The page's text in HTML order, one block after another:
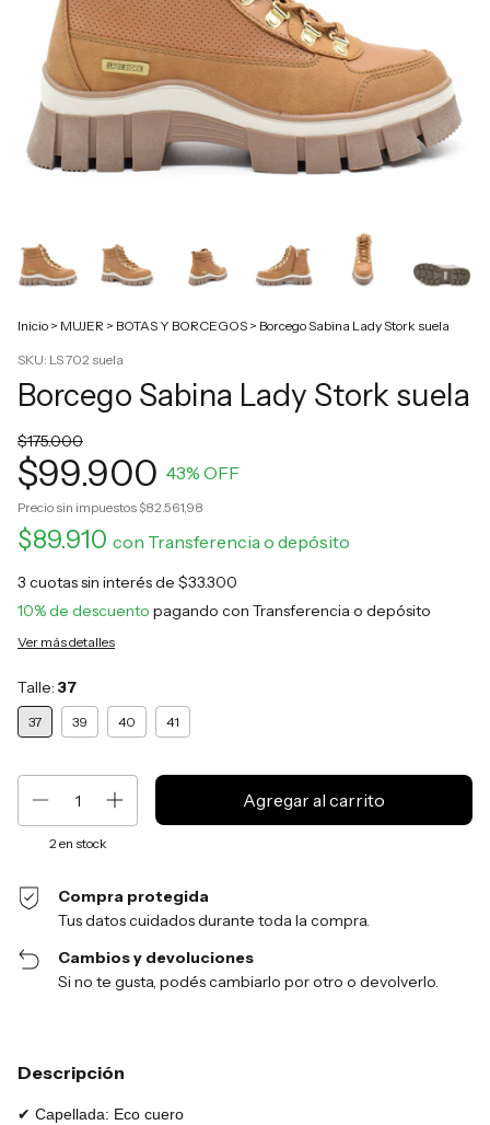
Inicio > MUJER > BOTAS Y BORCEGOS > Borcego Sabina Lady Stork suela
SKU: LS 702 suela
Borcego Sabina Lady Stork suela
$175.000
$99.900 43% OFF
Precio sin impuestos$82.561,98
$89.910 con Transferencia o depósito
3 cuotas sin interés de $33.300
10% de descuento pagando con Transferencia o depósito
Ver más detalles
Talle: 37
37 39 40 41
2en stock
Compra protegida
Tus datos cuidados durante toda la compra.
Cambios y devoluciones
Si no te gusta, podés cambiarlo por otro o devolverlo.
Descripción
✔ Capellada: Eco cuero